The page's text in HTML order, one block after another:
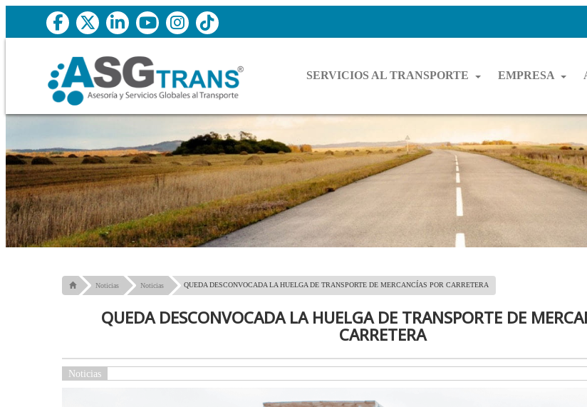
SERVICIOS AL TRANSPORTE EMPRESA
Noticias Noticias QUEDA DESCONVOCADA LA HUELGA DE TRANSPORTE DE MERCANCÍAS POR CARRETERA
QUEDA DESCONVOCADA LA HUELGA DE TRANSPORTE DE
CARRETERA
Noticias